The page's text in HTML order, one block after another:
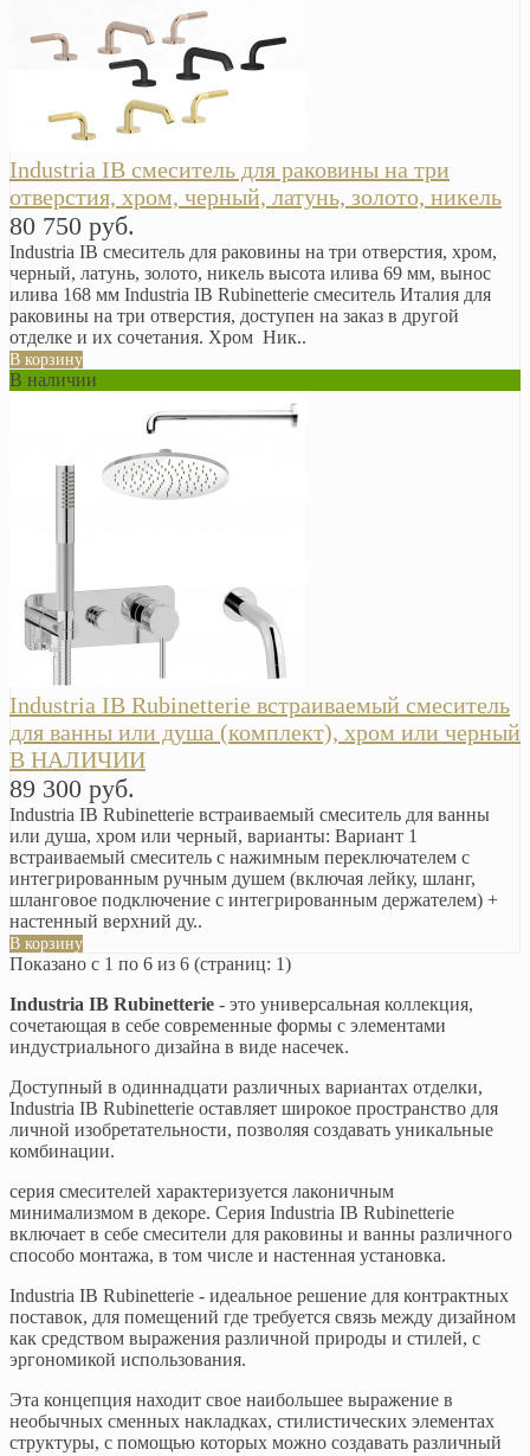
Industria IB смеситель для раковины на три
отверстия, хром, черный, латунь, золото, никель
80 750 руб.
Industria IB смеситель для раковины на три отверстия, хром,
черный, латунь, золото, никель высота илива 69 мм, вынос
илива 168 мм Industria IB Rubinetterie смеситель Италия для
раковины на три отверстия, доступен на заказ в другой
отделке и их сочетания. Хром Ник..
В корзину
В наличии
Industria IB Rubinetterie встраиваемый смеситель
для ванны или душа (комплект), хром или черный
В НАЛИЧИИ
89 300 руб.
Industria IB Rubinetterie встраиваемый смеситель для ванны
или душа, хром или черный, варианты: Вариант 1
встраиваемый смеситель с нажимным переключателем с
интегрированным ручным душем (включая лейку, шланг,
шланговое подключение с интегрированным держателем) +
настенный верхний ду..
В корзину
Показано с 1 по 6 из 6 (страниц: 1)
Industria IB Rubinetterie - это универсальная коллекция,
сочетающая в себе современные формы с элементами
индустриального дизайна в виде насечек.
Доступный в одиннадцати различных вариантах отделки,
Industria IB Rubinetterie оставляет широкое пространство для
личной изобретательности, позволяя создавать уникальные
комбинации.
серия смесителей характеризуется лаконичным
минимализмом в декоре. Серия Industria IB Rubinetterie
включает в себе смесители для раковины и ванны различного
способо монтажа, в том числе и настенная установка.
Industria IB Rubinetterie - идеальное решение для контрактных
поставок, для помещений где требуется связь между дизайном
как средством выражения различной природы и стилей, с
эргономикой использования.
Эта концепция находит свое наибольшее выражение в
необычных сменных накладках, стилистических элементах
структуры, с помощью которых можно создавать различный